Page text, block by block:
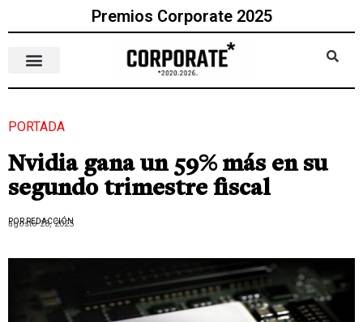
Premios Corporate 2025
PORTADA
Nvidia gana un 59% más en su
segundo trimestre fiscal
POR REDACCIÓN
agosto 28, 2025